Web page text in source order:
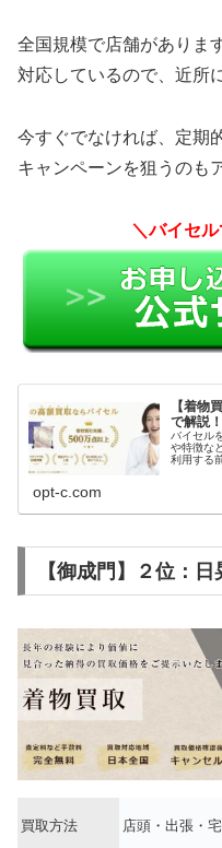
全国規模で店舗がありま
対応しているので、近所
今すぐでなければ、定期
キャンペーンを狙うのも
＼バイセ
【着物
で解説！
バイセル
や特徴な
利用する
opt-c.com
【御成門】２位：日
買取方法 店頭・出張・